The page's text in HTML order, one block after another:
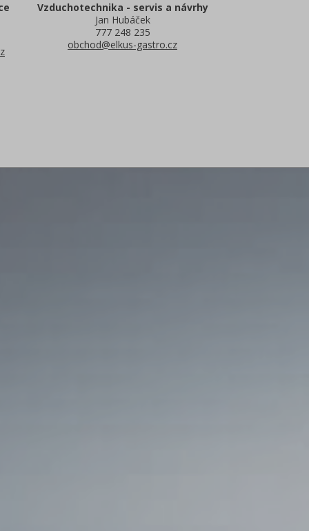
Vzduchotechnika - servis a návrhy
Jan Hubáček
777 248 235
obchod@elkus-gastro.cz